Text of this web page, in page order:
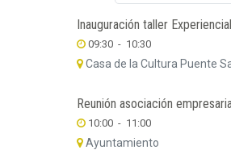
Inauguración taller
09:30 - 10:30
Casa de la Cultura Puente
Reunión asociación
10:00 - 11:00
Ayuntamiento